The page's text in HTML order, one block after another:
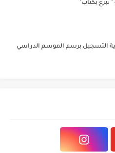
تبرع بكتاب"
التسجيل برسم الموسم الدراسي